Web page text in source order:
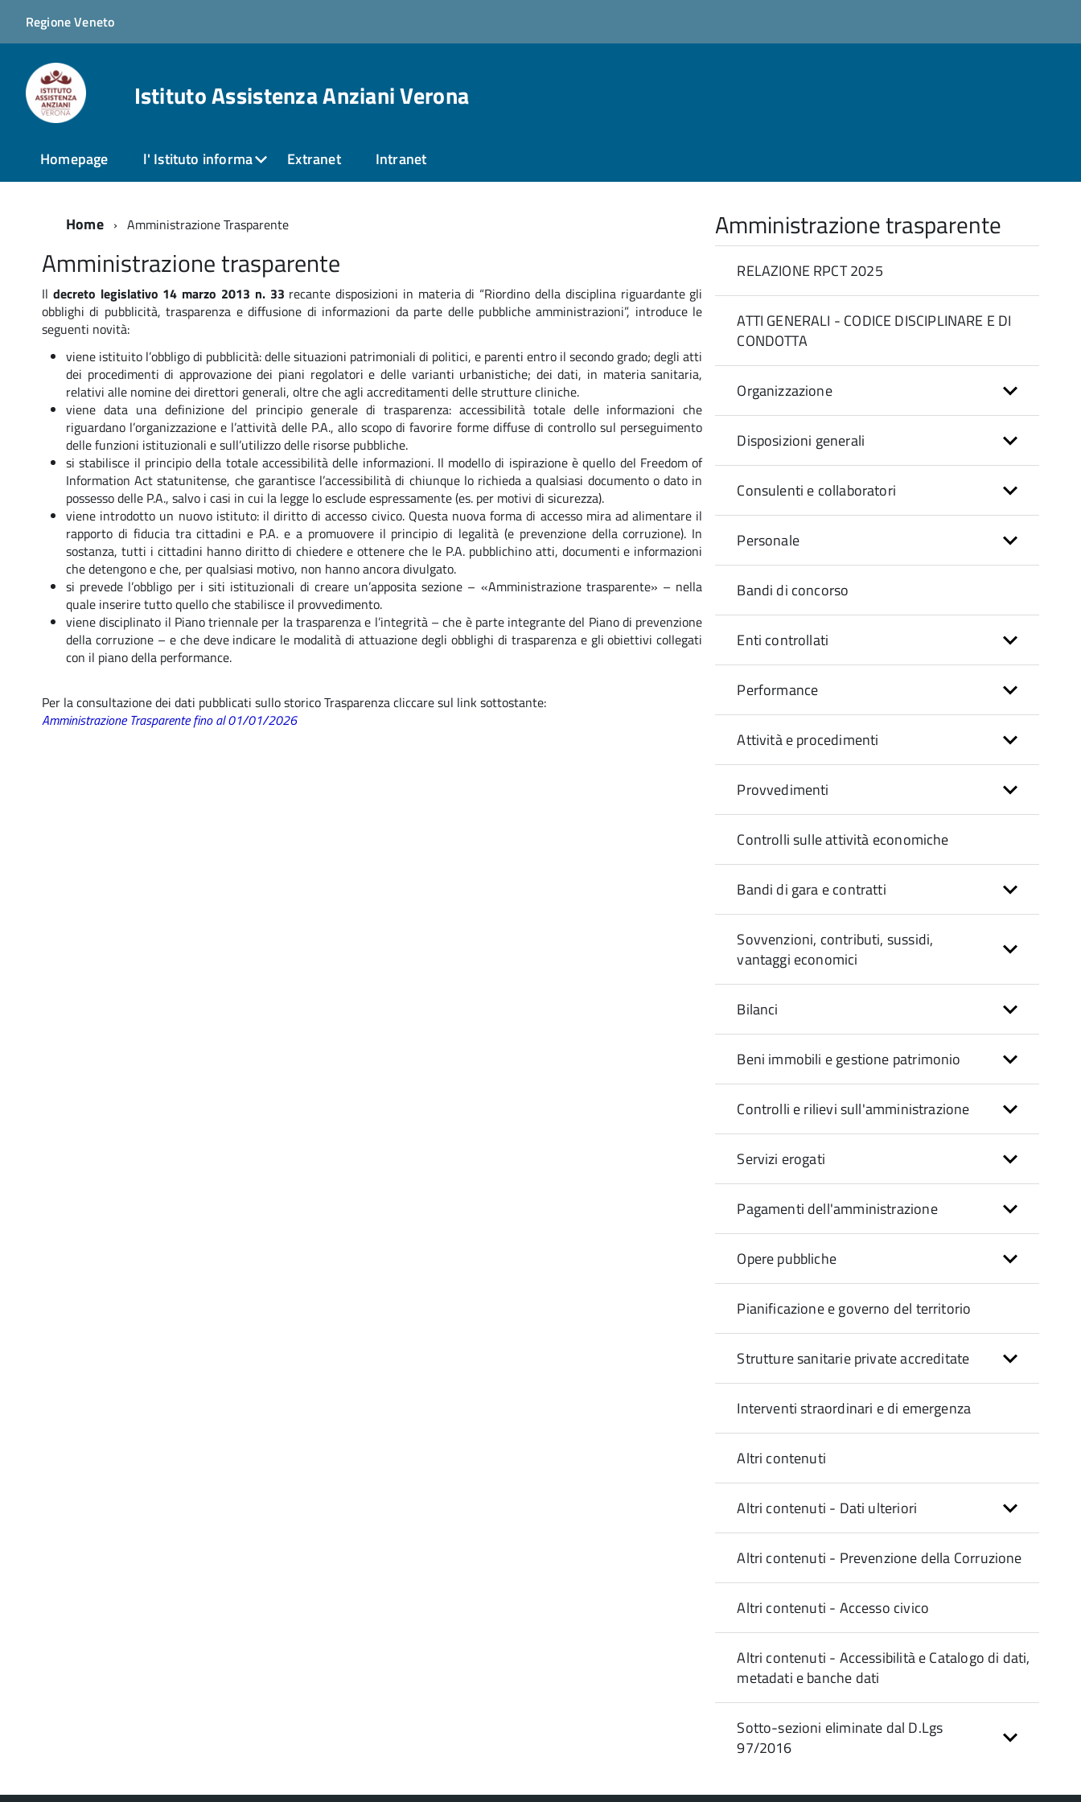
Regione Veneto
Istituto Assistenza Anziani Verona
Homepage l' Istituto informa Extranet Intranet
Home Amministrazione Trasparente
Amministrazione trasparente
Il decreto legislativo 14 marzo 2013 n. 33 recante disposizioni in materia di “Riordino della disciplina riguardante gli
obblighi di pubblicità, trasparenza e diffusione di informazioni da parte delle pubbliche amministrazioni”, introduce le
seguenti novità:
viene istituito l’obbligo di pubblicità: delle situazioni patrimoniali di politici, e parenti entro il secondo grado; degli atti
dei procedimenti di approvazione dei piani regolatori e delle varianti urbanistiche; dei dati, in materia sanitaria,
relativi alle nomine dei direttori generali, oltre che agli accreditamenti delle strutture cliniche.
viene data una definizione del principio generale di trasparenza: accessibilità totale delle informazioni che
riguardano l’organizzazione e l’attività delle P.A., allo scopo di favorire forme diffuse di controllo sul perseguimento
delle funzioni istituzionali e sull’utilizzo delle risorse pubbliche.
si stabilisce il principio della totale accessibilità delle informazioni. Il modello di ispirazione è quello del Freedom of
Information Act statunitense, che garantisce l’accessibilità di chiunque lo richieda a qualsiasi documento o dato in
possesso delle P.A., salvo i casi in cui la legge lo esclude espressamente (es. per motivi di sicurezza).
viene introdotto un nuovo istituto: il diritto di accesso civico. Questa nuova forma di accesso mira ad alimentare il
rapporto di fiducia tra cittadini e P.A. e a promuovere il principio di legalità (e prevenzione della corruzione). In
sostanza, tutti i cittadini hanno diritto di chiedere e ottenere che le P.A. pubblichino atti, documenti e informazioni
che detengono e che, per qualsiasi motivo, non hanno ancora divulgato.
si prevede l’obbligo per i siti istituzionali di creare un’apposita sezione – «Amministrazione trasparente» – nella
quale inserire tutto quello che stabilisce il provvedimento.
viene disciplinato il Piano triennale per la trasparenza e l’integrità – che è parte integrante del Piano di prevenzione
della corruzione – e che deve indicare le modalità di attuazione degli obblighi di trasparenza e gli obiettivi collegati
con il piano della performance.
Per la consultazione dei dati pubblicati sullo storico Trasparenza cliccare sul link sottostante:
Amministrazione Trasparente fino al 01/01/2026
Amministrazione trasparente
RELAZIONE RPCT 2025
ATTI GENERALI - CODICE DISCIPLINARE E DI
CONDOTTA
Organizzazione
Disposizioni generali
Consulenti e collaboratori
Personale
Bandi di concorso
Enti controllati
Performance
Attività e procedimenti
Provvedimenti
Controlli sulle attività economiche
Bandi di gara e contratti
Sovvenzioni, contributi, sussidi,
vantaggi economici
Bilanci
Beni immobili e gestione patrimonio
Controlli e rilievi sull'amministrazione
Servizi erogati
Pagamenti dell'amministrazione
Opere pubbliche
Pianificazione e governo del territorio
Strutture sanitarie private accreditate
Interventi straordinari e di emergenza
Altri contenuti
Altri contenuti - Dati ulteriori
Altri contenuti - Prevenzione della Corruzione
Altri contenuti - Accesso civico
Altri contenuti - Accessibilità e Catalogo di dati,
metadati e banche dati
Sotto-sezioni eliminate dal D.Lgs
97/2016